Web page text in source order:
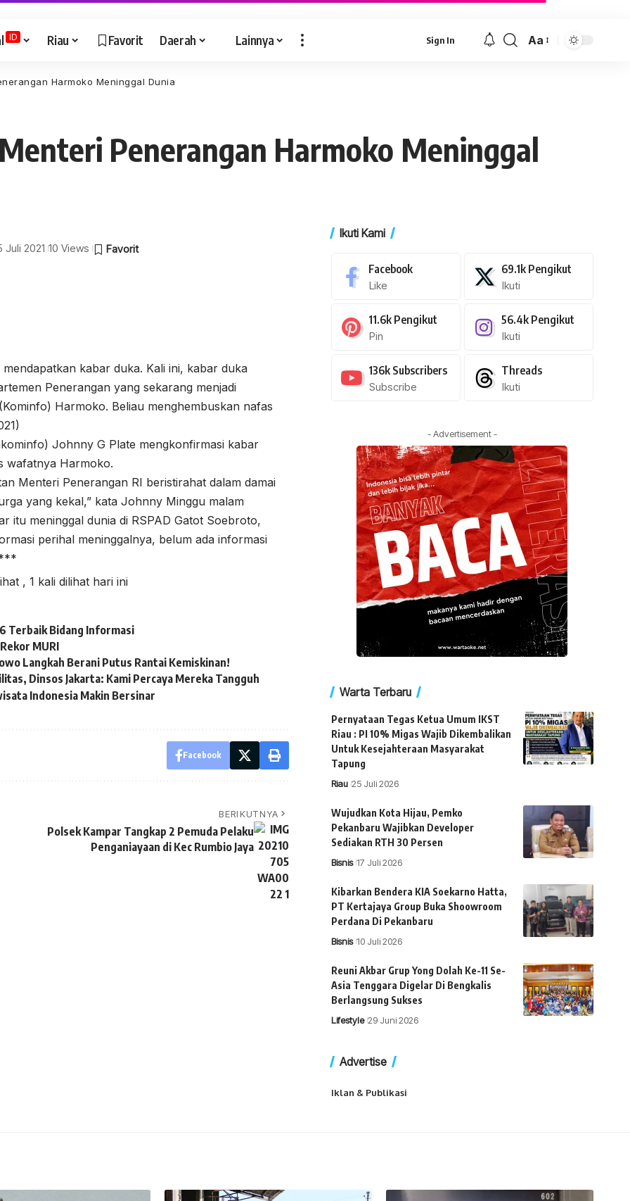
ID Riau Favorit Daerah Lainnya Sign In
Font
Aa
Harmoko Meninggal Dunia
Penerangan Harmoko Meninggal
Juli 2021 10 Views
kabar duka. Kali ini, kabar duka
Penerangan yang sekarang menjadi
Harmoko. Beliau menghembuskan nafas
Johnny G Plate mengkonfirmasi kabar
wafatnya Harmoko.
Menteri Penerangan RI beristirahat dalam damai
yang kekal,” kata Johnny Minggu malam
itu meninggal dunia di RSPAD Gatot Soebroto,
perihal meninggalnya, belum ada informasi
, 1 kali dilihat hari ini
Terbaik Bidang Informasi
MURI
Langkah Berani Putus Rantai Kemiskinan!
Dinsos Jakarta: Kami Percaya Mereka Tangguh
Indonesia Makin Bersinar
Facebook
BERIKUTNYA
Polsek Kampar Tangkap 2 Pemuda Pelaku
Penganiayaan di Kec Rumbio Jaya
Ikuti Kami
Facebook
Like
69.1k Pengikut
Ikuti
11.6k Pengikut
Pin
56.4k Pengikut
Ikuti
136k Subscribers
Subscribe
Threads
Ikuti
- Advertisement -
Warta Terbaru
Pernyataan Tegas Ketua Umum IKST
Riau : PI 10% Migas Wajib Dikembalikan
Untuk Kesejahteraan Masyarakat
Tapung
Riau 25 Juli 2026
Wujudkan Kota Hijau, Pemko
Pekanbaru Wajibkan Developer
Sediakan RTH 30 Persen
Bisnis 17 Juli 2026
Kibarkan Bendera KIA Soekarno Hatta,
PT Kertajaya Group Buka Shoowroom
Perdana Di Pekanbaru
Bisnis 10 Juli 2026
Reuni Akbar Grup Yong Dolah Ke-11 Se-
Asia Tenggara Digelar Di Bengkalis
Berlangsung Sukses
Lifestyle 29 Juni 2026
Advertise
Iklan & Publikasi